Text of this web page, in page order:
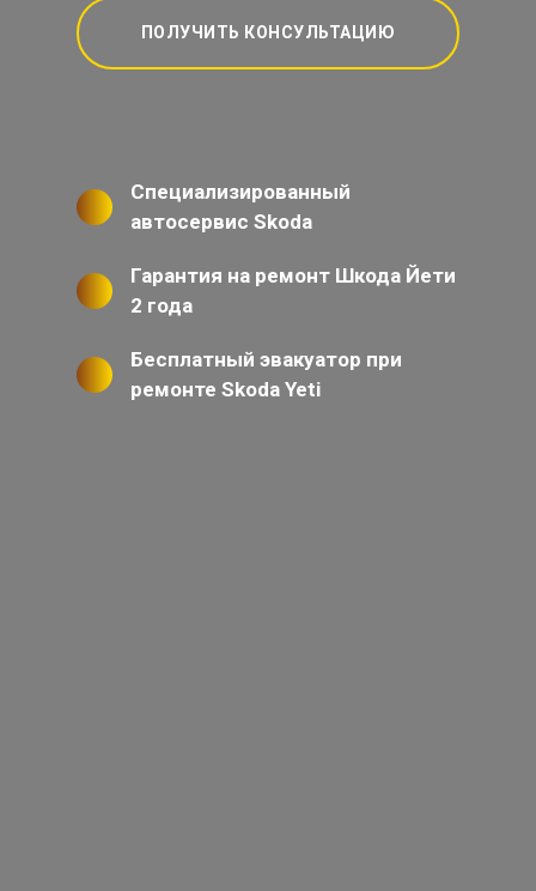
ПОЛУЧИТЬ КОНСУЛЬТАЦИЮ
Специализированный
автосервис Skoda
Гарантия на ремонт Шкода Йети
2 года
Бесплатный эвакуатор при
ремонте Skoda Yeti